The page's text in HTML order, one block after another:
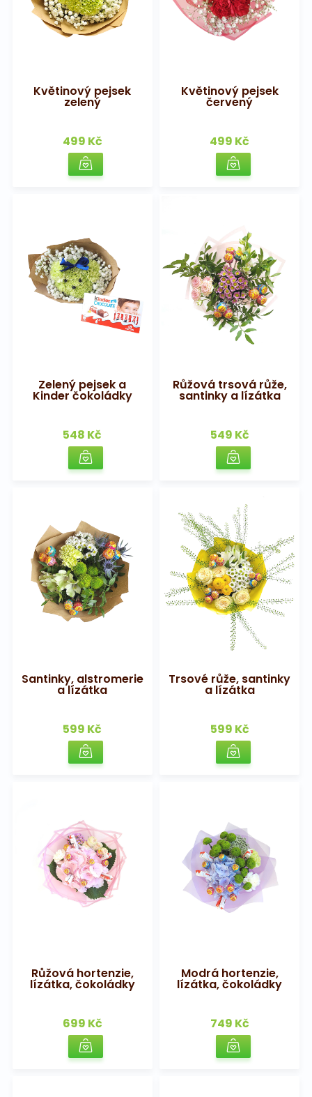
Květinový pejsek
zelený
499 Kč
Květinový pejsek
červený
499 Kč
Zelený pejsek a
Kinder čokoládky
548 Kč
Růžová trsová růže,
santinky a lízátka
549 Kč
Santinky, alstromerie
a lízátka
599 Kč
Trsové růže, santinky
a lízátka
599 Kč
Růžová hortenzie,
lízátka, čokoládky
699 Kč
Modrá hortenzie,
lízátka, čokoládky
749 Kč